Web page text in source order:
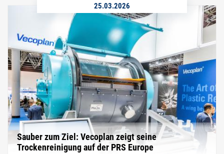
25.03.2026
Sauber zum Ziel: Vecoplan zeigt seine
Trockenreinigung auf der PRS Europe